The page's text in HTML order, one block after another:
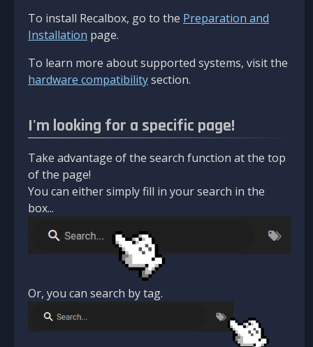
To install Recalbox, go to the Preparation and
Installation page.
To learn more about supported systems, visit the
hardware compatibilitysection.
I'm looking for a specific page!
Take advantage of the search function at the top
of the page!
You can either simply fill in your search in the
box...
Or, you can search by tag.